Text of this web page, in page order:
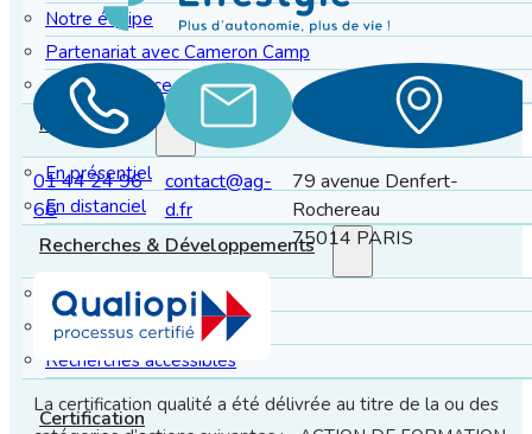
Notre équipe
Partenariat avec Cameron Camp
Notre présence en Suisse
Formations
En présentiel
En distanciel
Recherches & Développements
Recherches en cours
Recherches publiées
Recherches accessibles
Certification
01 44 24 96
66
contact@ag-
d.fr
79 avenue Denfert-
Rochereau
75014 PARIS
La certification qualité a été délivrée au titre de la ou des